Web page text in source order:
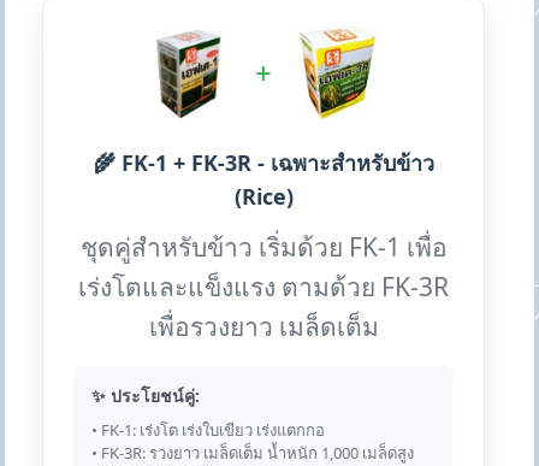
+
🌾 FK-1 + FK-3R - เฉพาะสำหรับข้าว
(Rice)
ชุดคู่สำหรับข้าว เริ่มด้วย FK-1 เพื่อ
เร่งโตและแข็งแรง ตามด้วย FK-3R
เพื่อรวงยาว เมล็ดเต็ม
✨ ประโยชน์คู่:
• FK-1: เร่งโต เร่งใบเขียว เร่งแตกกอ
• FK-3R: รวงยาว เมล็ดเต็ม น้ำหนัก 1,000 เมล็ดสูง